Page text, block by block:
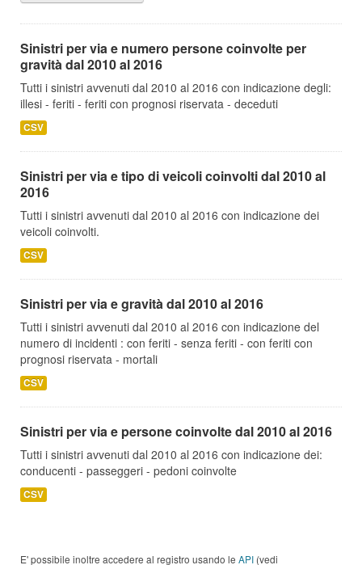
Sinistri per via e numero persone coinvolte per
gravità dal 2010 al 2016
Tutti i sinistri avvenuti dal 2010 al 2016 con indicazione degli:
illesi - feriti - feriti con prognosi riservata - deceduti
CSV
Sinistri per via e tipo di veicoli coinvolti dal 2010 al
2016
Tutti i sinistri avvenuti dal 2010 al 2016 con indicazione dei
veicoli coinvolti.
CSV
Sinistri per via e gravità dal 2010 al 2016
Tutti i sinistri avvenuti dal 2010 al 2016 con indicazione del
numero di incidenti : con feriti - senza feriti - con feriti con
prognosi riservata - mortali
CSV
Sinistri per via e persone coinvolte dal 2010 al 2016
Tutti i sinistri avvenuti dal 2010 al 2016 con indicazione dei:
conducenti - passeggeri - pedoni coinvolte
CSV
E' possibile inoltre accedere al registro usando le API (vedi